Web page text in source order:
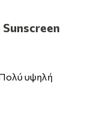
υψηλή